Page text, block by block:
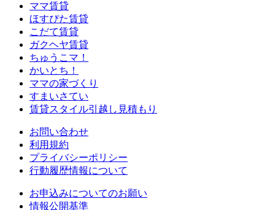
ママ賃貸
ほすぴた賃貸
こだて賃貸
ガクヘヤ賃貸
ちゅうこマ！
かいとち！
ママの家づくり
すまいさてい
賃貸スタイル引越し見積もり
お問い合わせ
利用規約
プライバシーポリシー
行動履歴情報について
お申込みについてのお願い
情報公開基準